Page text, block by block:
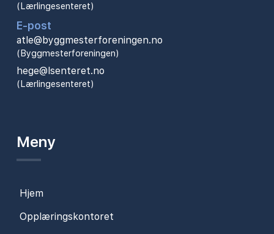
(Lærlingesenteret)
E-post
atle@byggmesterforeningen.no
(Byggmesterforeningen)
hege@lsenteret.no
(Lærlingesenteret)
Meny
Hjem
Opplæringskontoret